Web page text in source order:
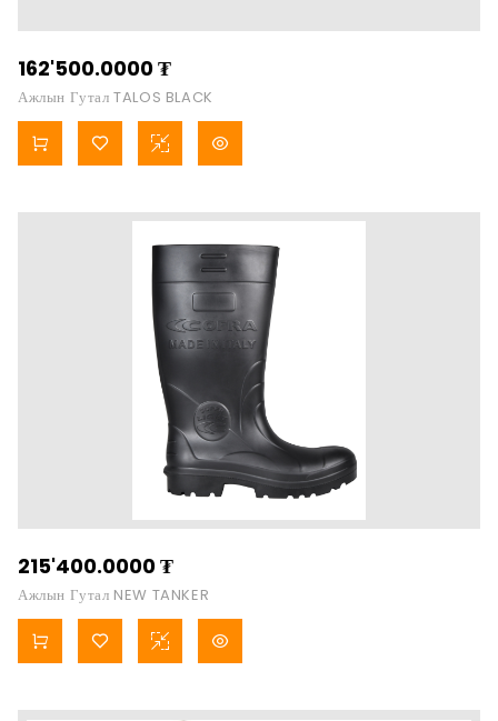
162'500.0000₮
Ажлын Гутал TALOS BLACK
215'400.0000₮
Ажлын Гутал NEW TANKER